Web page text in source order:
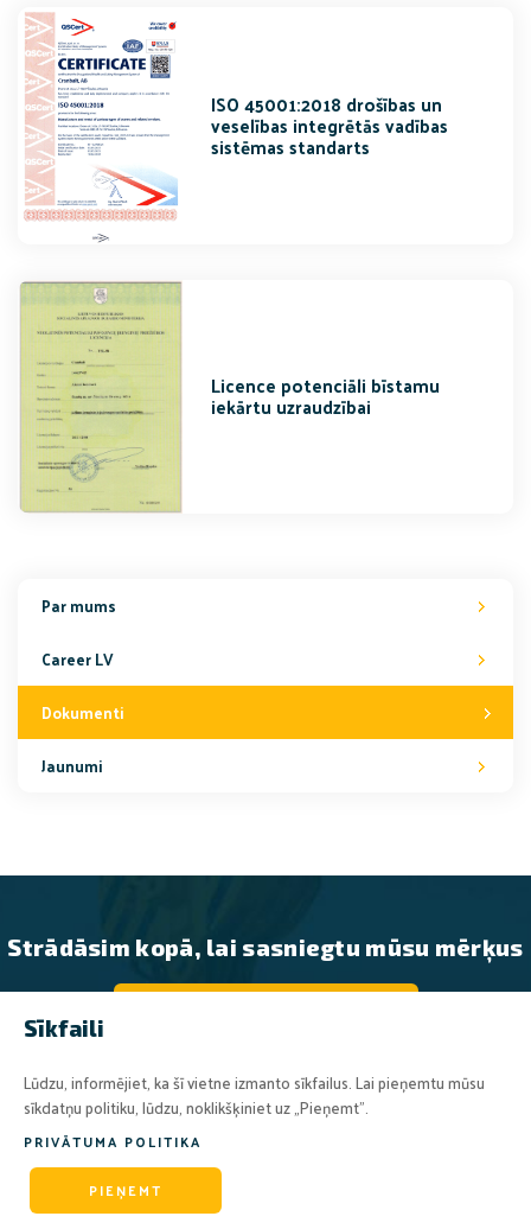
ISO 45001:2018 drošības un
veselības integrētās vadības
sistēmas standarts
Licence potenciāli bīstamu
iekārtu uzraudzībai
Par mums
Career LV
Dokumenti
Jaunumi
Strādāsim kopā, lai sasniegtu mūsu mērķus
© 2026 AB CRANBALT
Sīkfaili
Lūdzu, informējiet, ka šī vietne izmanto sīkfailus. Lai pieņemtu mūsu
sīkdatņu politiku, lūdzu, noklikšķiniet uz „Pieņemt”.
PRIVĀTUMA POLITIKA
PIEŅEMT